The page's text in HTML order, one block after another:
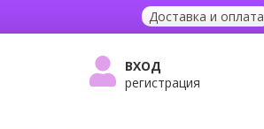
Доставка и оплата
ВХОД
регистрация